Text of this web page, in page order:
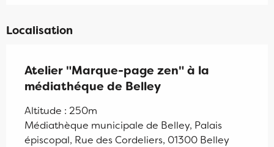
Localisation
Atelier "Marque-page zen" à la
médiathéque de Belley
Altitude : 250m
Médiathèque municipale de Belley, Palais
épiscopal, Rue des Cordeliers, 01300 Belley